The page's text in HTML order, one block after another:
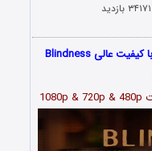
۳۴۱۷۱ بازدید
دانلود قانونی قسمت دوم سریال کوری با کیفیت عالی Blindness